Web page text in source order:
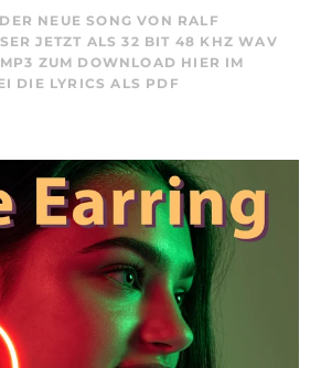
NEUE SONG VON RALF
JETZT ALS 32 BIT 48 KHZ WAV
ZUM DOWNLOAD HIER IM
DIE LYRICS ALS PDF